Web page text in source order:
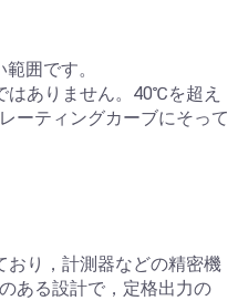
囲です。
はありません。40℃を超え
ーティングカーブにそって
おり，計測器などの精密機
ある設計で，定格出力の